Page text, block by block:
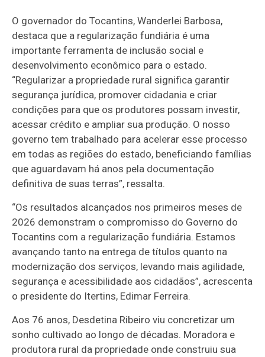
O governador do Tocantins, Wanderlei Barbosa,
destaca que a regularização fundiária é uma
importante ferramenta de inclusão social e
desenvolvimento econômico para o estado.
“Regularizar a propriedade rural significa garantir
segurança jurídica, promover cidadania e criar
condições para que os produtores possam investir,
acessar crédito e ampliar sua produção. O nosso
governo tem trabalhado para acelerar esse processo
em todas as regiões do estado, beneficiando famílias
que aguardavam há anos pela documentação
definitiva de suas terras”, ressalta.
“Os resultados alcançados nos primeiros meses de
2026 demonstram o compromisso do Governo do
Tocantins com a regularização fundiária. Estamos
avançando tanto na entrega de títulos quanto na
modernização dos serviços, levando mais agilidade,
segurança e acessibilidade aos cidadãos”, acrescenta
o presidente do Itertins, Edimar Ferreira.
Aos 76 anos, Desdetina Ribeiro viu concretizar um
sonho cultivado ao longo de décadas. Moradora e
produtora rural da propriedade onde construiu sua